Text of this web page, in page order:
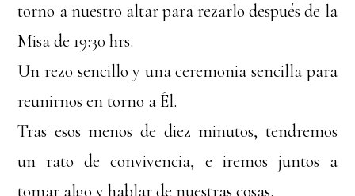
torno a nuestro altar para rezarlo después de la
Misa de 19:30 hrs.
Un rezo sencillo y una ceremonia sencilla para
reunirnos en torno a Él.
Tras esos menos de diez minutos, tendremos
un rato de convivencia, e iremos juntos a
tomar algo y hablar de nuestras cosas.